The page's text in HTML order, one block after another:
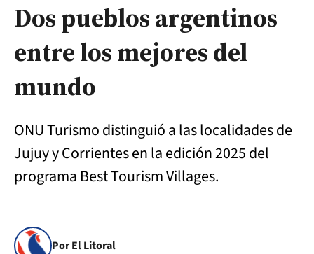
Dos pueblos argentinos
entre los mejores del
mundo
ONU Turismo distinguió a las localidades de
Jujuy y Corrientes en la edición 2025 del
programa Best Tourism Villages.
Por El Litoral